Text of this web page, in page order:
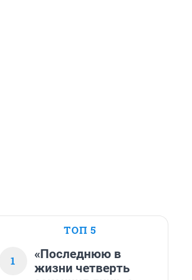
ТОП 5
1
«Последнюю в
жизни четверть